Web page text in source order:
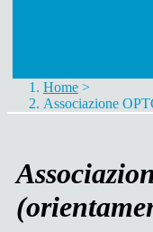
Home >
Associazione